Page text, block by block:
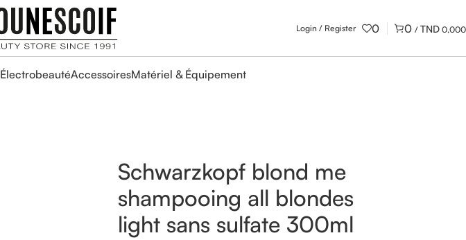
Login / Register 0 0 / 0,000
ÉlectrobeautéAccessoiresMatériel & Équipement
Schwarzkopf blond me
shampooing all blondes
light sans sulfate 300ml